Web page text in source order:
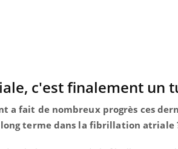
c'est finalement un
a fait de nombreux progrès ces
terme dans la fibrillation atriale